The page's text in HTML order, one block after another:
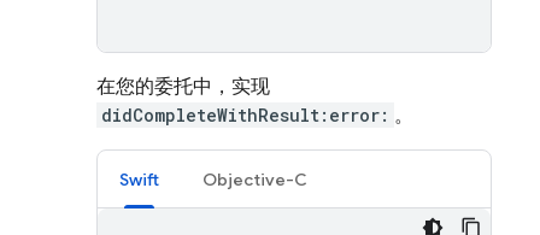
在您的委托中，实现
didCompleteWithResult:error: 。
Swift Objective-C